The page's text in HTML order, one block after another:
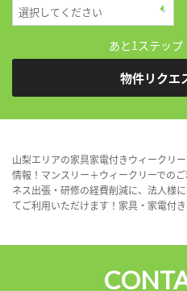
あと1ステップ
物件リクエ
山梨エリアの家具家電付きウィークリ
情報！マンスリー＋ウィークリーでの
ネス出張・研修の経費削減に、法人様
てご利用いただけます！家具・家電付き